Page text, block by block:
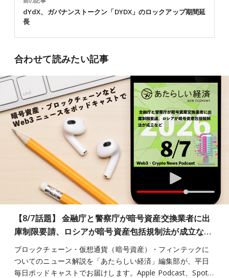
dYdX、ガバナンストークン「DYDX」のロックアップ期間延
長
合わせて読みたい記事
【8/7話題】 金融庁と警察庁が暗号資産交換業者に出
庫制限要請、ロシアが暗号資産包括規制法が成立な…
ブロックチェーン・仮想通貨（暗号資産）・フィンテックに
ついてのニュース解説を「あたらしい経済」編集部が、平日
毎日ポッドキャストでお届けします。Apple Podcast、Spot…